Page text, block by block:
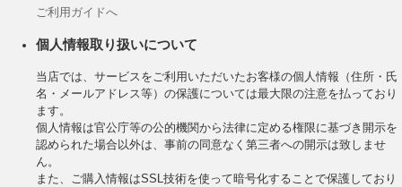
ご利用ガイドへ
個人情報取り扱いについて
当店では、サービスをご利用いただいたお客様の個人情報（住所・氏
名・メールアドレス等）の保護については最大限の注意を払っており
ます。
個人情報は官公庁等の公的機関から法律に定める権限に基づき開示を
認められた場合以外は、事前の同意なく第三者への開示は致しませ
ん。
また、ご購入情報はSSL技術を使って暗号化することで保護しており